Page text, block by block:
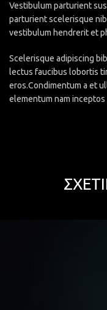
Vestibulum parturient
parturient scelerisque
vestibulum hendrerit et
Scelerisque adipiscing
lectus faucibus lobortis
eros.Condimentum a et
elementum nam